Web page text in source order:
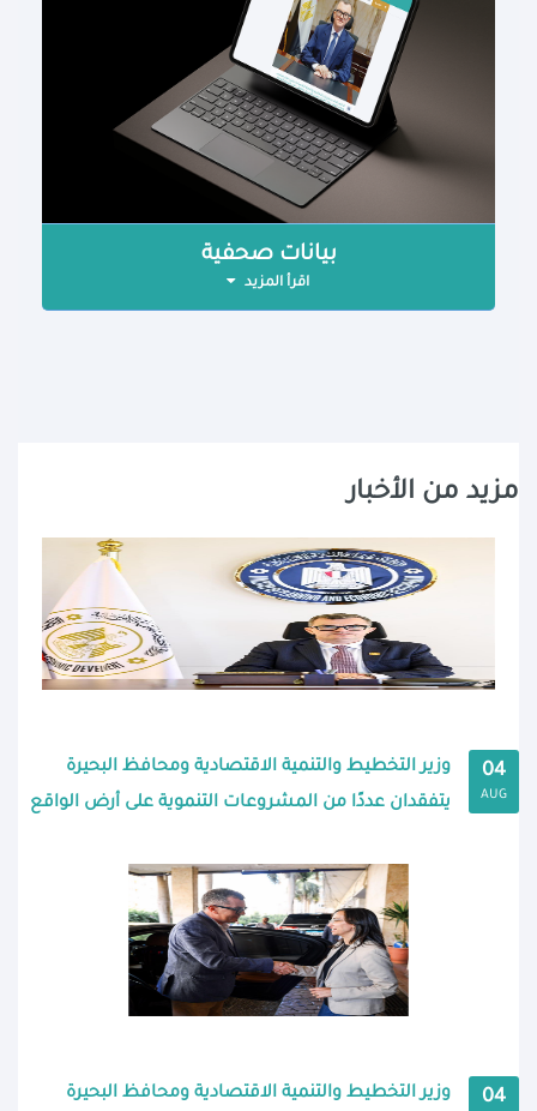
بيانات صحفية
اقرأ المزيد
مزيد من الأخبار
04
AUG
وزير التخطيط والتنمية الاقتصادية ومحافظ البحيرة
يتفقدان عددًا من المشروعات التنموية على أرض الواقع
04
وزير التخطيط والتنمية الاقتصادية ومحافظ البحيرة